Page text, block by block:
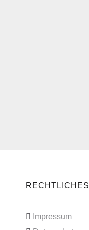
RECHTLICHES
Impressum